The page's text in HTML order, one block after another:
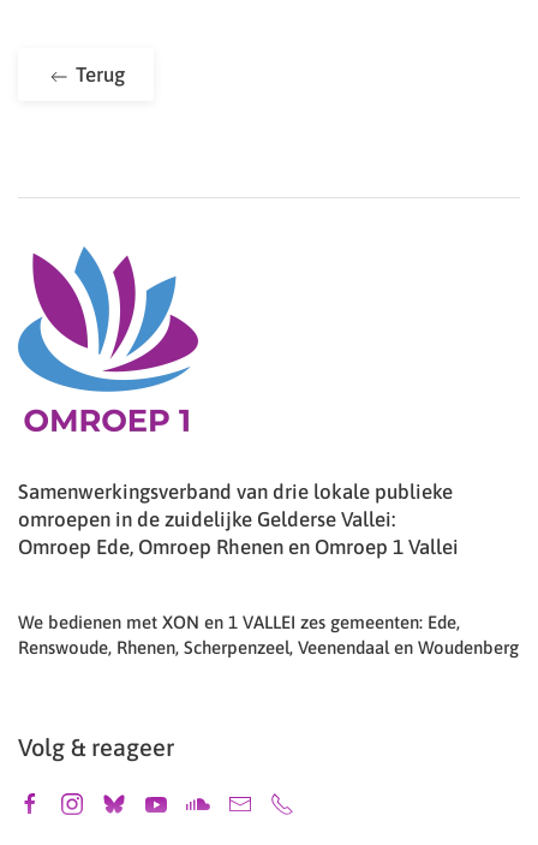
Terug
Samenwerkingsverband van drie lokale publieke
omroepen in de zuidelijke Gelderse Vallei:
Omroep Ede, Omroep Rhenen en Omroep 1 Vallei
We bedienen met XON en 1 VALLEI zes gemeenten: Ede,
Renswoude, Rhenen, Scherpenzeel, Veenendaal en Woudenberg
Volg & reageer